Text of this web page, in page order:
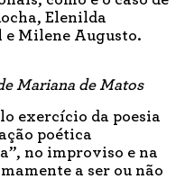
Elenilda
Milene Augusto.
Mariana de Matos
exercício da poesia
poética
no improviso e na
a ser ou não